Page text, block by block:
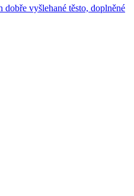
vyšlehané těsto, doplněné